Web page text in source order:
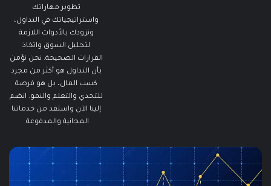
تطوير مهاراتك
واستراتيجياتك في التداول،
ونزودك بالأدوات اللازمة
لتحليل السوق واتخاذ
القرارات الصحيحة. نحن نؤمن
بأن التداول هو أكثر من مجرد
كسب المال، بل هو فرصة
للتحدي والتعلم والنمو. انضم
إلينا الآن واستفد من خدماتنا
المجانية والمدفوعة.
مطالبات
البطالة
في